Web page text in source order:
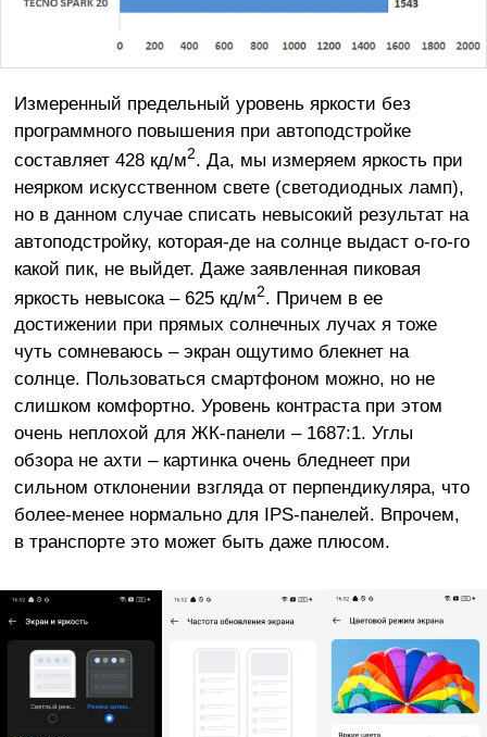
Измеренный предельный уровень яркости без
программного повышения при автоподстройке
составляет 428 кд/м2. Да, мы измеряем яркость при
неярком искусственном свете (светодиодных ламп),
но в данном случае списать невысокий результат на
автоподстройку, которая-де на солнце выдаст о-го-го
какой пик, не выйдет. Даже заявленная пиковая
яркость невысока – 625 кд/м2. Причем в ее
достижении при прямых солнечных лучах я тоже
чуть сомневаюсь – экран ощутимо блекнет на
солнце. Пользоваться смартфоном можно, но не
слишком комфортно. Уровень контраста при этом
очень неплохой для ЖК-панели – 1687:1. Углы
обзора не ахти – картинка очень бледнеет при
сильном отклонении взгляда от перпендикуляра, что
более-менее нормально для IPS-панелей. Впрочем,
в транспорте это может быть даже плюсом.